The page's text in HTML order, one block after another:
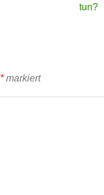
tun?
*markiert